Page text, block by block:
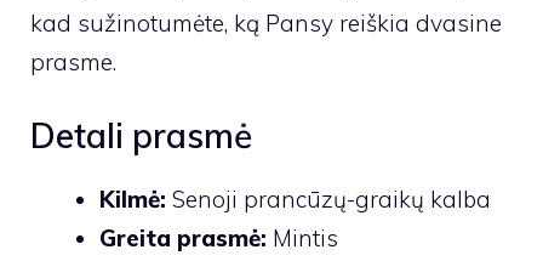
kad sužinotumėte, ką Pansy reiškia dvasine
prasme.
Detali prasmė
Kilmė: Senoji prancūzų-graikų kalba
Greita prasmė: Mintis